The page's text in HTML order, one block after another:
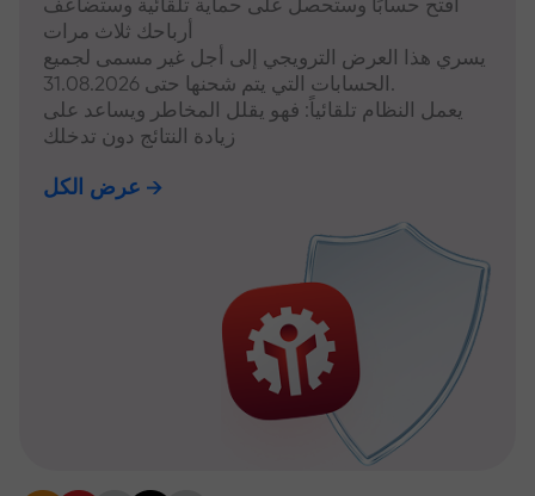
افتح حسابًا وستحصل على حماية تلقائية وستضاعف
أرباحك ثلاث مرات
يسري هذا العرض الترويجي إلى أجل غير مسمى لجميع
الحسابات التي يتم شحنها حتى 31.08.2026.
يعمل النظام تلقائياً: فهو يقلل المخاطر ويساعد على
زيادة النتائج دون تدخلك
عرض الكل